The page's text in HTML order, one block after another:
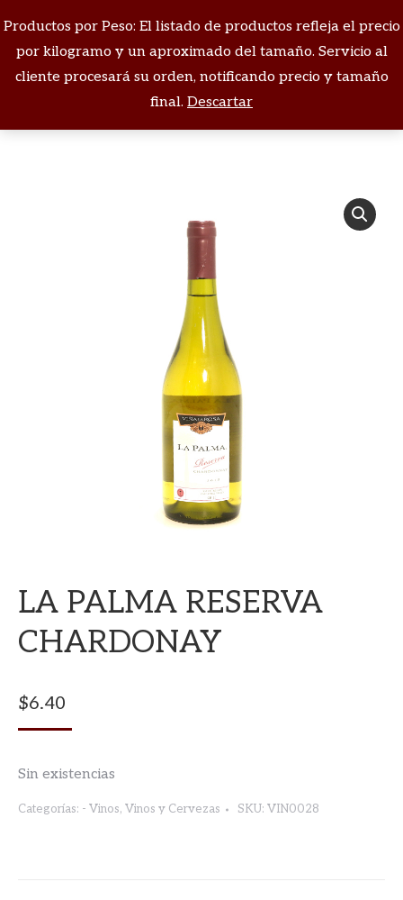
Productos por Peso: El listado de productos refleja el precio
por kilogramo y un aproximado del tamaño. Servicio al
cliente procesará su orden, notificando precio y tamaño
final. Descartar
Buscar:
Estás aquí:
LA PALMA RESERVA
CHARDONAY
$6.40
Sin existencias
Categorías: - Vinos, Vinos y Cervezas SKU: VIN0028